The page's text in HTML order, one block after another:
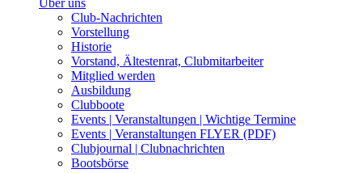
Über uns
Club-Nachrichten
Vorstellung
Historie
Vorstand, Ältestenrat, Clubmitarbeiter
Mitglied werden
Ausbildung
Clubboote
Events | Veranstaltungen | Wichtige Termine
Events | Veranstaltungen FLYER (PDF)
Clubjournal | Clubnachrichten
Bootsbörse